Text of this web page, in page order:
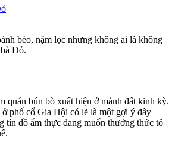
bèo, nậm lọc nhưng không ai là không
Đỏ.
quán bún bò xuất hiện ở mảnh đất kinh kỳ.
phố cổ Gia Hội có lẽ là một gợi ý đây
tín đồ ẩm thực đang muốn thưởng thức tô